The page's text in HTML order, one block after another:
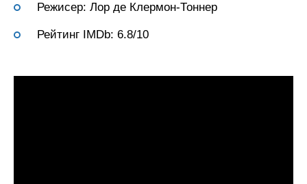
Режисер: Лор де Клермон-Тоннер
Рейтинг IMDb: 6.8/10